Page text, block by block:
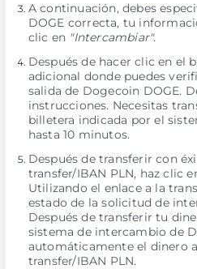
A continuación, debes
DOGE correcta, tu
clic en "Intercambiar".
Después de hacer clic en el
adicional donde puedes
salida de Dogecoin DOGE.
instrucciones. Necesitas
billetera indicada por el
hasta 10 minutos.
Después de transferir con
transfer/IBAN PLN, haz clic
Utilizando el enlace a la
estado de la solicitud de
Después de transferir tu
sistema de intercambio de
automáticamente el dinero
transfer/IBAN PLN.